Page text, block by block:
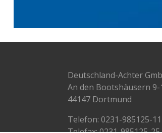
Deutschland-Achter
An den Bootshäusern 9-
44147 Dortmund
Telefon: 0231-985125-11